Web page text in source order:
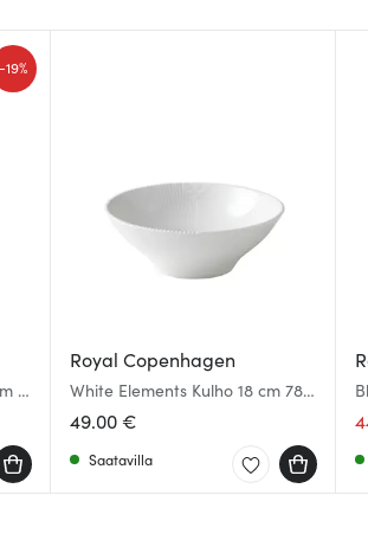
2
-19%
Royal Copenhagen
White Elements Kulho 18 cm 78
cl
49.00 €
Saatavilla